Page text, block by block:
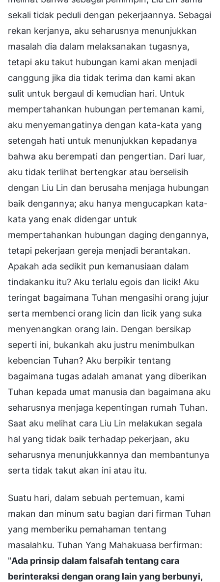
sekali tidak peduli dengan pekerjaannya. Sebagai
rekan kerjanya, aku seharusnya menunjukkan
masalah dia dalam melaksanakan tugasnya,
tetapi aku takut hubungan kami akan menjadi
canggung jika dia tidak terima dan kami akan
sulit untuk bergaul di kemudian hari. Untuk
mempertahankan hubungan pertemanan kami,
aku menyemangatinya dengan kata-kata yang
setengah hati untuk menunjukkan kepadanya
bahwa aku berempati dan pengertian. Dari luar,
aku tidak terlihat bertengkar atau berselisih
dengan Liu Lin dan berusaha menjaga hubungan
baik dengannya; aku hanya mengucapkan kata-
kata yang enak didengar untuk
mempertahankan hubungan daging dengannya,
tetapi pekerjaan gereja menjadi berantakan.
Apakah ada sedikit pun kemanusiaan dalam
tindakanku itu? Aku terlalu egois dan licik! Aku
teringat bagaimana Tuhan mengasihi orang jujur
serta membenci orang licin dan licik yang suka
menyenangkan orang lain. Dengan bersikap
seperti ini, bukankah aku justru menimbulkan
kebencian Tuhan? Aku berpikir tentang
bagaimana tugas adalah amanat yang diberikan
Tuhan kepada umat manusia dan bagaimana aku
seharusnya menjaga kepentingan rumah Tuhan.
Saat aku melihat cara Liu Lin melakukan segala
hal yang tidak baik terhadap pekerjaan, aku
seharusnya menunjukkannya dan membantunya
serta tidak takut akan ini atau itu.
Suatu hari, dalam sebuah pertemuan, kami
makan dan minum satu bagian dari firman Tuhan
yang memberiku pemahaman tentang
masalahku. Tuhan Yang Mahakuasa berfirman:
"Ada prinsip dalam falsafah tentang cara
berinteraksi dengan orang lain yang berbunyi,